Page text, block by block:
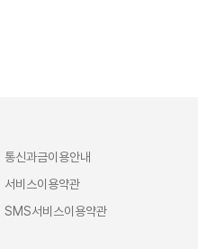
통신과금이용안내
서비스이용약관
SMS서비스이용약관